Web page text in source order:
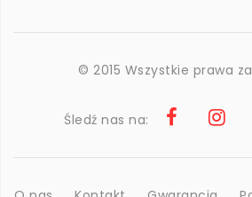
© 2015 Wszystkie prawa
Śledź nas na: